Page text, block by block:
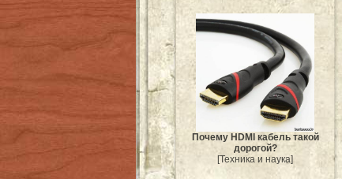
Почему HDMI кабель такой
дорогой?
[Техника и наука]